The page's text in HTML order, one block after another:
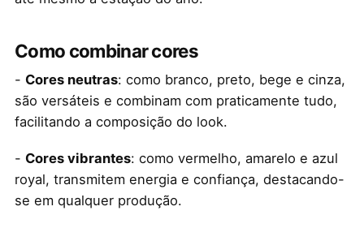
Como combinar cores
- Cores neutras: como branco, preto, bege e cinza,
são versáteis e combinam com praticamente tudo,
facilitando a composição do look.
- Cores vibrantes: como vermelho, amarelo e azul
royal, transmitem energia e confiança, destacando-
se em qualquer produção.